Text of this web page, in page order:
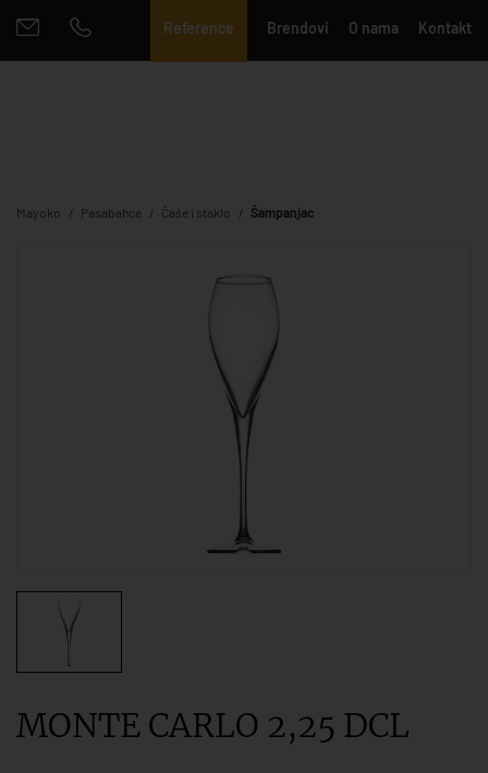
Reference Brendovi O nama Kontakt
Mayoko Pasabahce Čaše i staklo Šampanjac
MONTE CARLO 2,25 DCL